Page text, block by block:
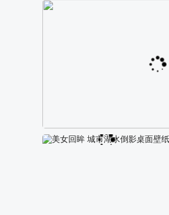
阿尔卑斯山区自然风景壁纸